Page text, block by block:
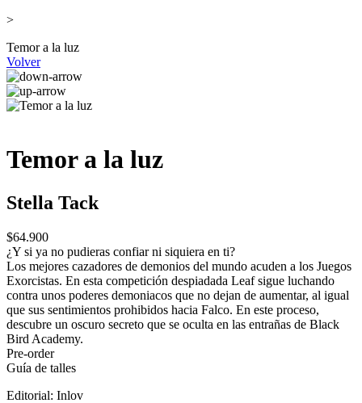
>
Temor a la luz
Volver
Temor a la luz
Stella Tack
$64.900
¿Y si ya no pudieras confiar ni siquiera en ti?
Los mejores cazadores de demonios del mundo acuden a los Juegos
Exorcistas. En esta competición despiadada Leaf sigue luchando
contra unos poderes demoniacos que no dejan de aumentar, al igual
que sus sentimientos prohibidos hacia Falco. En este proceso,
descubre un oscuro secreto que se oculta en las entrañas de Black
Bird Academy.
Pre-order
Guía de talles
Editorial: Inlov